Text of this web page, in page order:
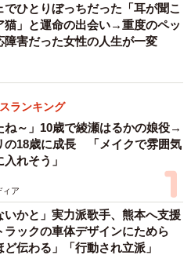
でひとりぼっちだった「耳が聞こ
猫」と運命の出会い→重度のペッ
障害だった女性の人生が一変
ランキング
ね～」10歳で綾瀬はるかの娘役→
の18歳に成長 「メイクで雰囲気
れそう」
ィア
いかと」実力派歌手、熊本へ支援
ックの車体デザインにためら
伝わる」「行動され立派」